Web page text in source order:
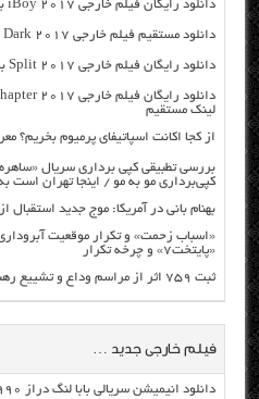
دانلود رایگان فیلم خارجی iBoy 2017 با لینک مستقیم
دانلود مستقیم فیلم خارجی Justice League Dark 2017 از سرور سایت
دانلود رایگان فیلم خارجی Split 2017 با لینک مستقیم
لینک مستقیم
از کجا اکانت اسپاتیفای پرمیوم بخریم؟ معرفی ۴ فروشگاه معتبر
بررسی تطبیقی کپی برداری سریال
کپی‌برداری مو به مو / اینجا تهران است
بهنام بانی در آمریکا: موج جدید
«اسباب زحمت» و تکرار موقعیت
«پایتخت۷» و چرخه تکرار
ثبت ۷۵۹ اثر از مراسم وداع و تشییع رهبر شهید انقلاب
فیلم خارجی جدید …
دانلود انیمیشن سریالی بابا لنگ دراز ۱۹۹۰ با دوبله فارسی